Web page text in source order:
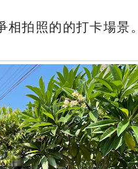
拍照的的打卡場景。